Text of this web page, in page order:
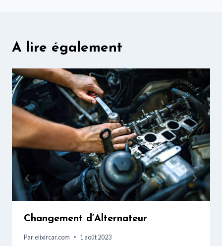
A lire également
Changement d’Alternateur
Parelixircar.com 1 août 2023